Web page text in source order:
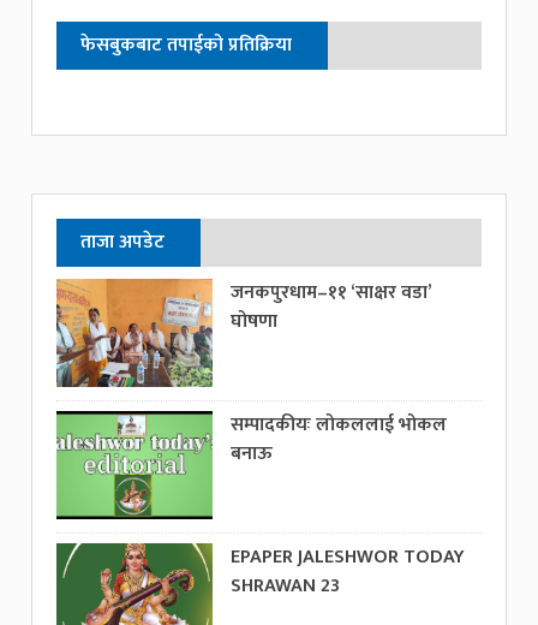
फेसबुकबाट तपाईको प्रतिक्रिया
ताजा अपडेट
जनकपुरधाम–११ ‘साक्षर वडा’
घोषणा
सम्पादकीयः लोकललाई भोकल
बनाऊ
EPAPER JALESHWOR TODAY
SHRAWAN 23